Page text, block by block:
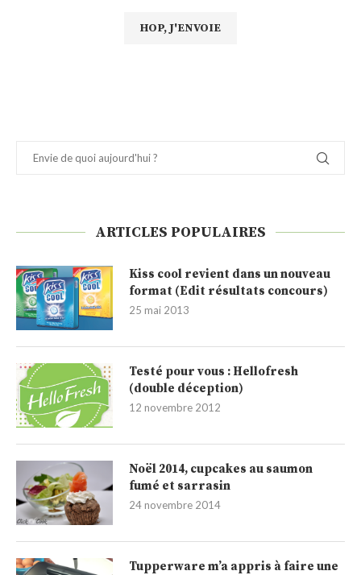
ARTICLES POPULAIRES
Kiss cool revient dans un nouveau
format (Edit résultats concours)
25 mai 2013
Testé pour vous : Hellofresh
(double déception)
12 novembre 2012
Noël 2014, cupcakes au saumon
fumé et sarrasin
24 novembre 2014
Tupperware m’a appris à faire une